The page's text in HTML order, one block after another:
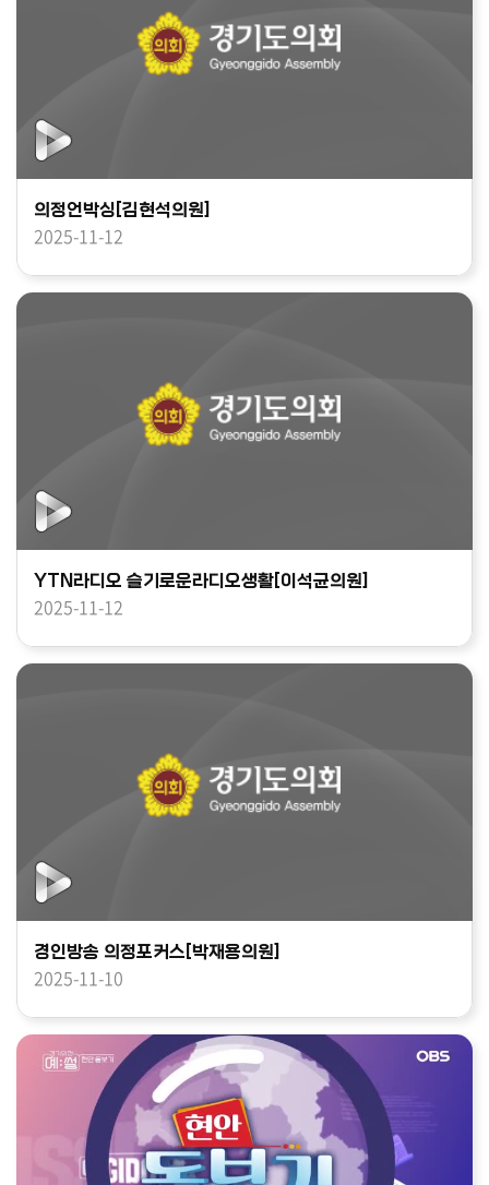
의정언박싱[김현석의원]
2025-11-12
YTN라디오 슬기로운라디오생활[이석균의원]
2025-11-12
경인방송 의정포커스[박재용의원]
2025-11-10